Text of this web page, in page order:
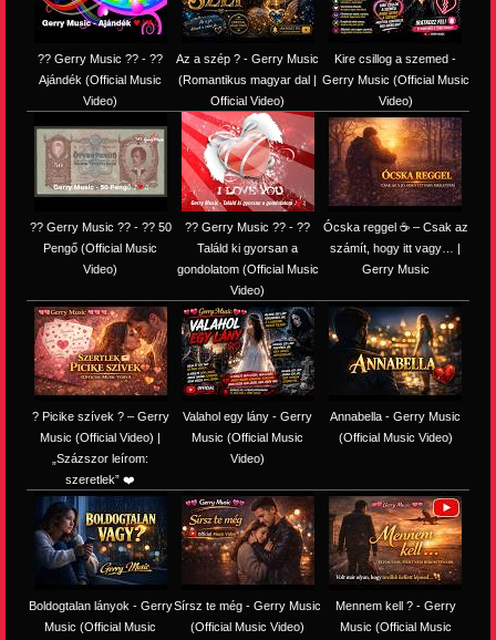
?? Gerry Music ?? - ??
Ajándék (Official Music
Video)
Az a szép ? - Gerry Music
(Romantikus magyar dal |
Official Video)
Kire csillog a szemed -
Gerry Music (Official Music
Video)
?? Gerry Music ?? - ?? 50
Pengő (Official Music
Video)
?? Gerry Music ?? - ??
Találd ki gyorsan a
gondolatom (Official Music
Video)
Ócska reggel ☕ – Csak az
számít, hogy itt vagy… |
Gerry Music
? Picike szívek ? – Gerry
Music (Official Video) |
„Százszor leírom:
szeretlek” ❤️
Valahol egy lány - Gerry
Music (Official Music
Video)
Annabella - Gerry Music
(Official Music Video)
Boldogtalan lányok - Gerry
Music (Official Music
Sírsz te még - Gerry Music
(Official Music Video)
Mennem kell ? - Gerry
Music (Official Music